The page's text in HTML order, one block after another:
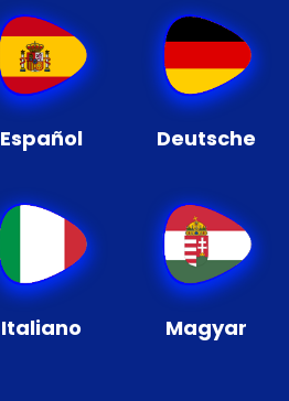
Español Deutsche
Italiano Magyar